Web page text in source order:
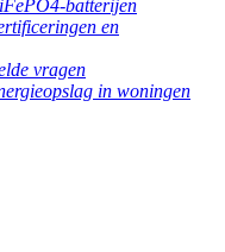
batterijen
en
vragen
in woningen